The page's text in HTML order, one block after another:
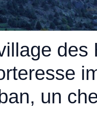
des
un